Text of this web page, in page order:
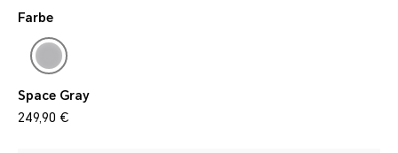
Farbe
Space Gray
249,90 €